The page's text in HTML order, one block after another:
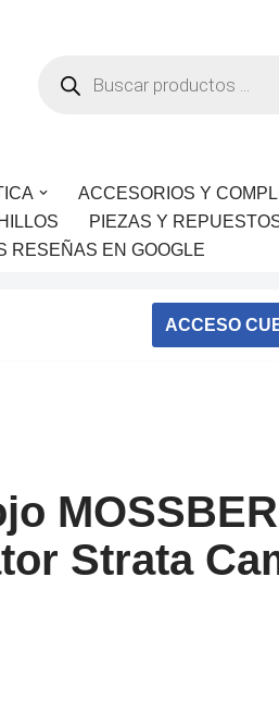
ACCESORIOS Y
PIEZAS Y
RESEÑAS EN GOOGLE
ACCESO
Strata